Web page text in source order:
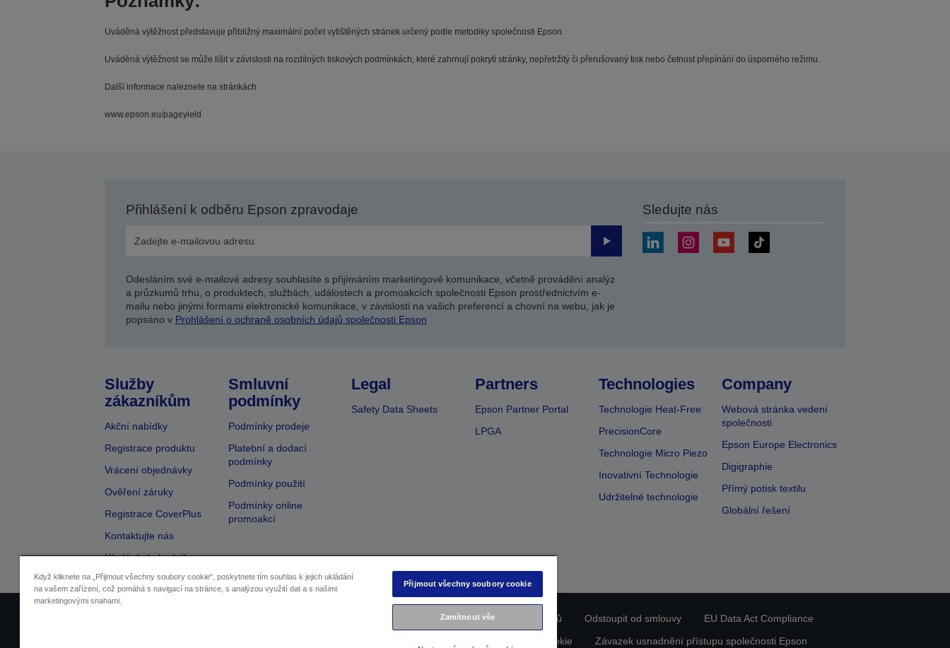
Uváděná výtěžnost představuje přibližný maximální počet vytištěných stránek určený podle metodiky společnosti Epson.
Uváděná výtěžnost se může lišit v závislosti na rozdílných tiskových podmínkách, které zahrnují pokrytí stránky, nepřetržitý či přerušovaný tisk nebo četnost přepínání do úsporného režimu.
Další informace naleznete na stránkách
www.epson.eu/pageyield
Přihlášení k odběru Epson zpravodaje
Odeslat
Odesláním své e-mailové adresy souhlasíte s přijímáním marketingové komunikace, včetně provádění analýz
a průzkumů trhu, o produktech, službách, událostech a promoakcích společnosti Epson prostřednictvím e-
mailu nebo jinými formami elektronické komunikace, v závislosti na vašich preferencí a chovní na webu, jak je
popsáno v Prohlášení o ochraně osobních údajů společnosti Epson
Sledujte nás
Služby
zákazníkům
Akční nabídky
Registrace produktu
Vrácení objednávky
Ověření záruky
Registrace CoverPlus
Kontaktujte nás
Hledání obchodníka
Smluvní
podmínky
Podmínky prodeje
Platební a dodací
podmínky
Podmínky použití
Podmínky online
promoakcí
Legal
Safety Data Sheets
Partners
Epson Partner Portal
LPGA
Technologies
Technologie Heat-Free
PrecisionCore
Technologie Micro Piezo
Inovativní Technologie
Udržitelné technologie
Company
Webová stránka vedení
společnosti
Epson Europe Electronics
Digigraphie
Přímý potisk textilu
Globální řešení
Prohlášení o ochraně osobních údajů Odstoupit od smlouvy
EU Data Act Compliance
Informace o souborech cookie Závazek usnadnění přístupu společnosti Epson
Když kliknete na „Přijmout všechny soubory cookie“, poskytnete tím souhlas k jejich ukládání
na vašem zařízení, což pomáhá s navigací na stránce, s analýzou využití dat a s našimi
marketingovými snahami.
Přijmout všechny soubory cookie
Zamítnout vše